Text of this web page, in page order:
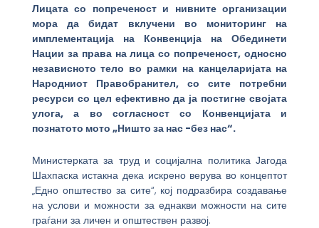
Лицата со попреченост и нивните организации
мора да бидат вклучени во мониторинг на
имплементација на Конвенција на Обединети
Нации за права на лица со попреченост, односно
независното тело во рамки на канцеларијата на
Народниот Правобранител, со сите потребни
ресурси со цел ефективно да ја постигне својата
улога, а во согласност со Конвенцијата и
познатото мото „Ништо за нас -без нас“.
Министерката за труд и социјална политика Јагода
Шахпаска истакна дека искрено верува во концептот
„Едно општество за сите“, кој подразбира создавање
на услови и можности за еднакви можности на сите
граѓани за личен и општествен развој.